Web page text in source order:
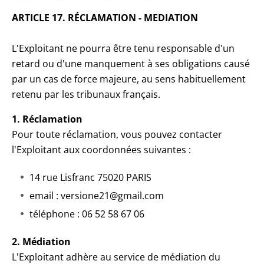
ARTICLE 17. RÉCLAMATION - MEDIATION
L'Exploitant ne pourra être tenu responsable d'un
retard ou d'une manquement à ses obligations causé
par un cas de force majeure, au sens habituellement
retenu par les tribunaux français.
1. Réclamation
Pour toute réclamation, vous pouvez contacter
l'Exploitant aux coordonnées suivantes :
14 rue Lisfranc 75020 PARIS
email : versione21@gmail.com
téléphone : 06 52 58 67 06
2. Médiation
L'Exploitant adhère au service de médiation du